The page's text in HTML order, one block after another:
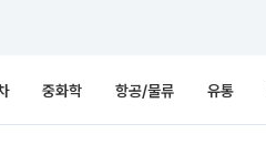
중화학 항공/물류 유통